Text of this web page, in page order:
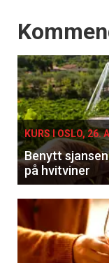
Events
KURS I OSLO, 26.
Benytt
på hvitviner